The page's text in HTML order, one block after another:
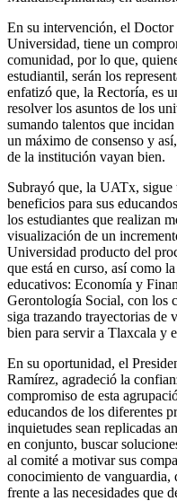
En su intervención, el Doctor
Universidad, tiene un
comunidad, por lo que,
estudiantil, serán los
enfatizó que, la Rectoría, es
resolver los asuntos de los
sumando talentos que
un máximo de consenso y
de la institución vayan bien.
Subrayó que, la UATx, sigue
beneficios para sus
los estudiantes que realizan
visualización de un
Universidad producto del
que está en curso, así como
educativos: Economía y
Gerontología Social, con los
siga trazando trayectorias de
bien para servir a Tlaxcala y
En su oportunidad, el
Ramírez, agradeció la
compromiso de esta
educandos de los diferentes
inquietudes sean replicadas
en conjunto, buscar
al comité a motivar sus
conocimiento de vanguardia,
frente a las necesidades que